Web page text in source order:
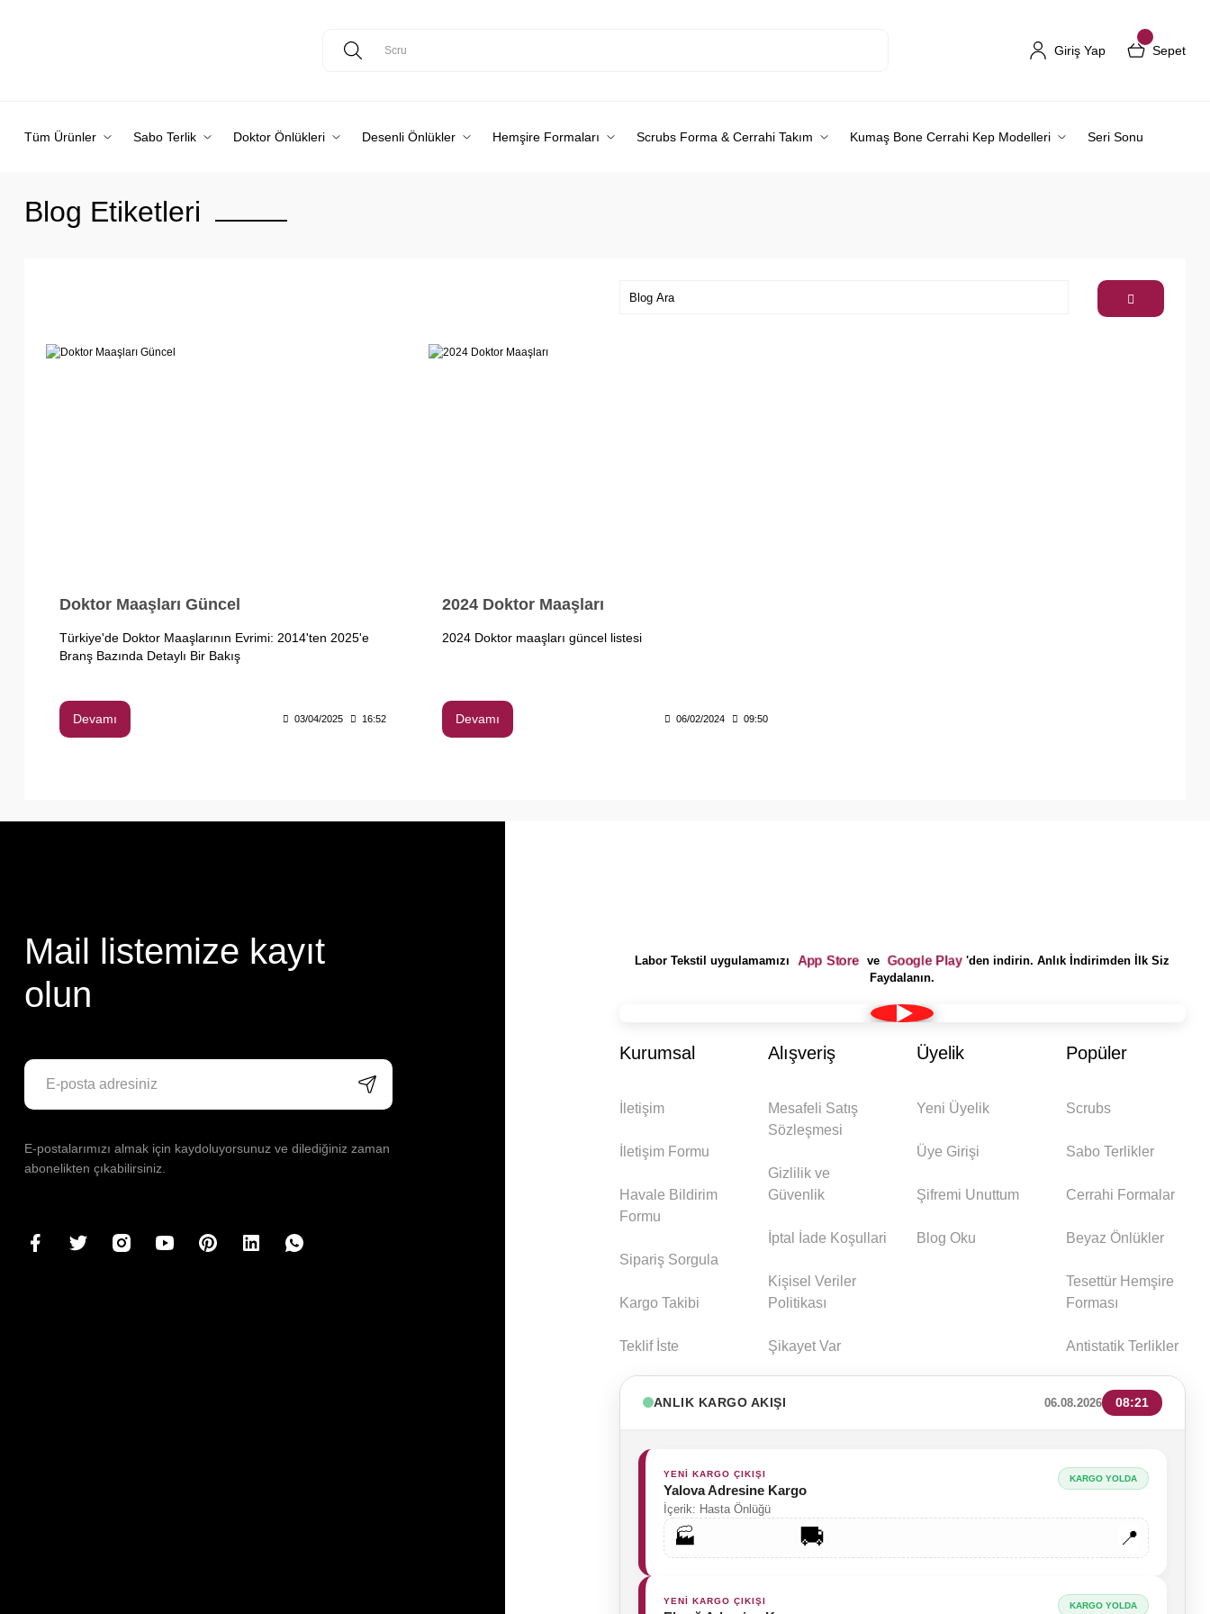
Giriş Yap Sepet
Tüm Ürünler Sabo Terlik Doktor Önlükleri Desenli Önlükler Hemşire Formaları Scrubs Forma & Cerrahi Takım Kumaş Bone Cerrahi Kep Modelleri Seri Sonu
Blog Etiketleri
Doktor Maaşları Güncel
Türkiye'de Doktor Maaşlarının Evrimi: 2014'ten 2025'e
Branş Bazında Detaylı Bir Bakış
Devamı 03/04/2025 16:52
2024 Doktor Maaşları
2024 Doktor maaşları güncel listesi
Devamı 06/02/2024 09:50
Mail listemize kayıt
olun
E-postalarımızı almak için kaydoluyorsunuz ve dilediğiniz zaman
abonelikten çıkabilirsiniz.
Labor Tekstil uygulamamızı App Store ve Google Play 'den indirin. Anlık İndirimden İlk Siz
Faydalanın.
Kurumsal
İletişim
İletişim Formu
Havale Bildirim
Formu
Sipariş Sorgula
Kargo Takibi
Teklif İste
Alışveriş
Mesafeli Satış
Sözleşmesi
Gizlilik ve
Güvenlik
İptal İade Koşullari
Kişisel Veriler
Politikası
Şikayet Var
Üyelik
Yeni Üyelik
Üye Girişi
Şifremi Unuttum
Blog Oku
Popüler
Scrubs
Sabo Terlikler
Cerrahi Formalar
Beyaz Önlükler
Tesettür Hemşire
Forması
Antistatik Terlikler
ANLIK KARGO AKIŞI 06.08.2026 08:21
YENİ KARGO ÇIKIŞI
Yalova Adresine Kargo
İçerik: Hasta Önlüğü
KARGO YOLDA
🏭 📍
YENİ KARGO ÇIKIŞI KARGO YOLDA